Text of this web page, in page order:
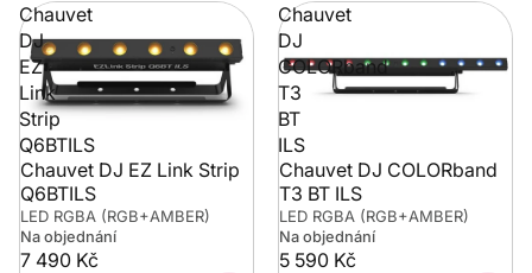
Chauvet
DJ
EZ
Link
Strip
Q6BTILS
Chauvet DJ EZ Link Strip
Q6BTILS
LED RGBA (RGB+AMBER)
Na objednání
7 490 Kč
Chauvet
DJ
COLORband
T3
BT
ILS
Chauvet DJ COLORband
T3 BT ILS
LED RGBA (RGB+AMBER)
Na objednání
5 590 Kč